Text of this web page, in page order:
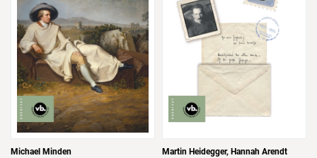
Michael Minden Martin Heidegger Hannah Arendt